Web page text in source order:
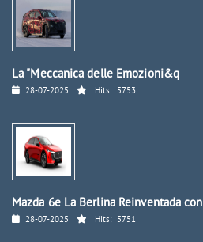
La "Meccanica delle Emozioni&q
28-07-2025 Hits: 5753
Mazda 6e La Berlina Reinventada con
28-07-2025 Hits: 5751